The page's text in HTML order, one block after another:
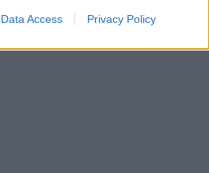
Data Access Privacy Policy